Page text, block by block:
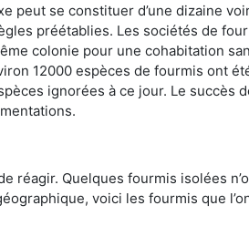
peut se constituer d’une dizaine
préétablies. Les sociétés de
colonie pour une cohabitation
12000 espèces de fourmis ont
ignorées à ce jour. Le succès
réagir. Quelques fourmis isolées
voici les fourmis que